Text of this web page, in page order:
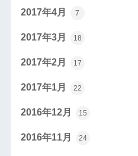
2017年4月 7
2017年3月 18
2017年2月 17
2017年1月 22
2016年12月 15
2016年11月 24